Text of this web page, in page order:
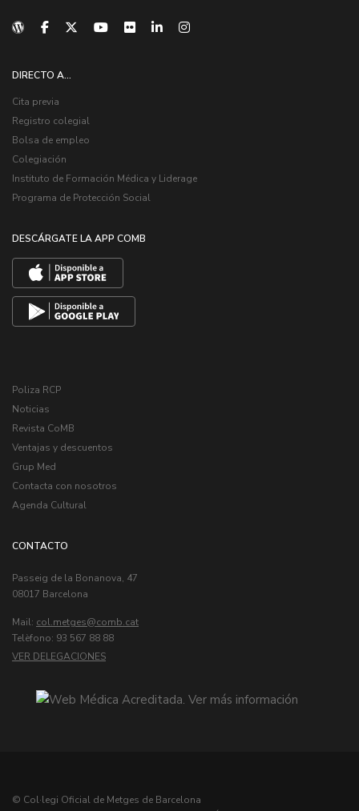
DIRECTO A...
Cita previa
Registro colegial
Bolsa de empleo
Colegiación
Instituto de Formación Médica y Liderage
Programa de Protección Social
DESCÁRGATE LA APP COMB
Poliza RCP
Noticias
Revista CoMB
Ventajas y descuentos
Grup Med
Contacta con nosotros
Agenda Cultural
CONTACTO
Passeig de la Bonanova, 47
08017 Barcelona
Mail: col.metges
Telèfono: 93 567 88 88
VER DELEGACIONES
© Col·legi Oficial de Metges de Barcelona